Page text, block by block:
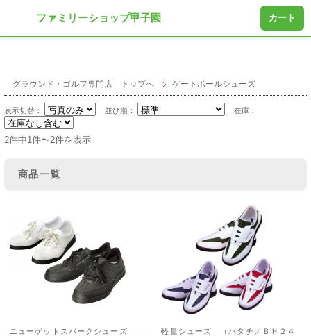
グラウンド・ゴルフ専門店 トップへ ゲートボールシューズ
表示切替： 並び順： 在庫：
2件中1件〜2件を表示
商品一覧
ニューゲットスパークシューズ
軽量シューズ （ハタチ／ＢＨ２４
ファミリーショップ甲子園 カート